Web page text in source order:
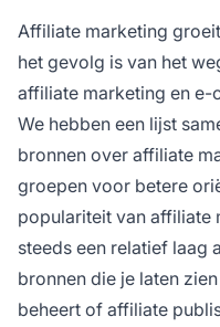
Affiliate marketing
het gevolg is van het
affiliate marketing en
We hebben een lijst
bronnen over affiliate
groepen voor betere
populariteit van affiliate
steeds een relatief laag
bronnen die je laten
beheert of affiliate